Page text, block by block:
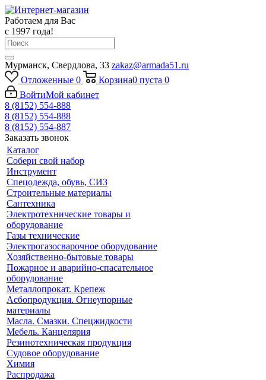
Работаем для Вас
с 1997 года!
Мурманск, Свердлова, 33 zakaz@armada51.ru
Отложенные 0 Корзина0 пуста 0
ВойтиМой кабинет
8 (8152) 554-888
8 (8152) 554-888
8 (8152) 554-887
Заказать звонок
Каталог
Собери свой набор
Инструмент
Спецодежда, обувь, СИЗ
Строительные материалы
Сантехника
Электротехнические товары и
оборудование
Газы технические
Электрогазосварочное оборудование
Хозяйственно-бытовые товары
Пожарное и аварийно-спасательное
оборудование
Металлопрокат. Крепеж
Асбопродукция. Огнеупорные
материалы
Масла. Смазки. Спецжидкости
Мебель. Канцелярия
Резинотехническая продукция
Судовое оборудование
Химия
Распродажа